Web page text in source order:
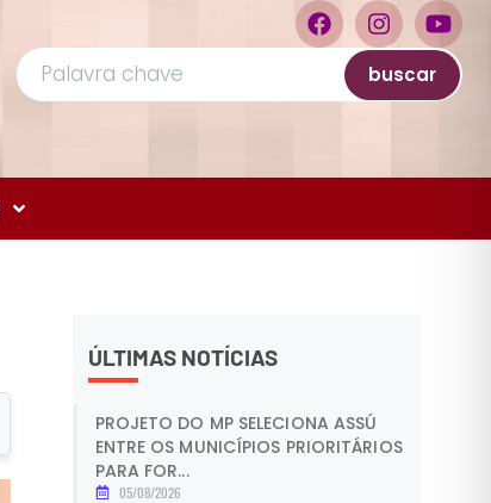
buscar
ÚLTIMAS NOTÍCIAS
PROJETO DO MP SELECIONA ASSÚ
ENTRE OS MUNICÍPIOS PRIORITÁRIOS
PARA FOR...
05/08/2026